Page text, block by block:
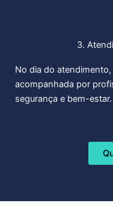
3.
No dia do
acompanhada por
segurança e bem-estar.